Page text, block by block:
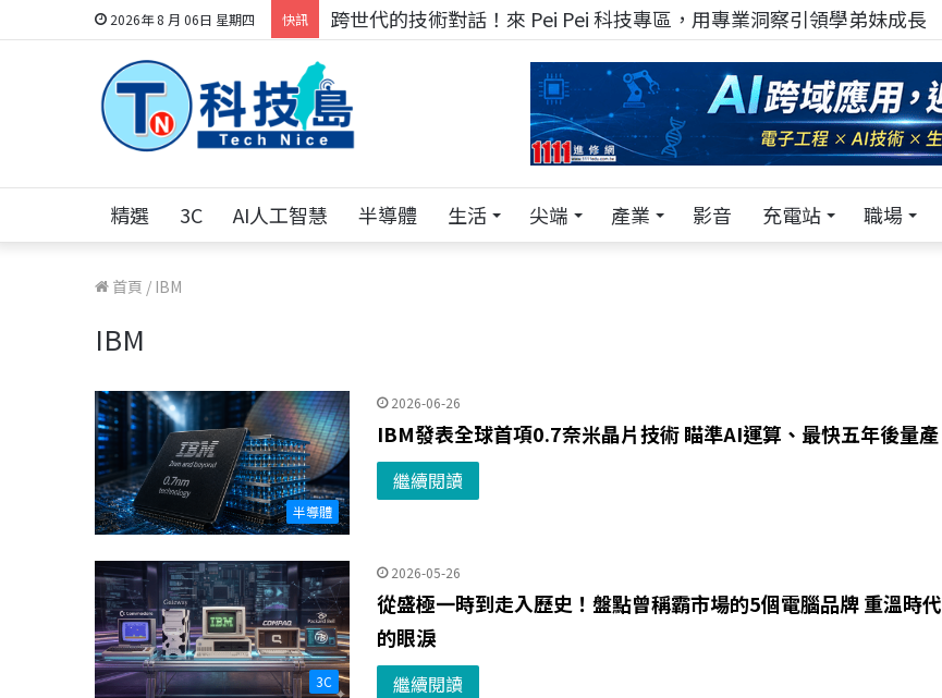
2026年 8 月 06日 星期四 快訊 跨世代的技術對話！來 Pei Pei 科技專區，用專業洞察引領學弟妹成長
精選 3C AI人工智慧 半導體 生活 尖端 產業 影音 充電站 職場
首頁 / IBM
IBM
半導體
2026-06-26
IBM發表全球首項0.7奈米晶片技術 瞄準AI運算、最快五年後量產
繼續閱讀
3C
2026-05-26
從盛極一時到走入歷史！盤點曾稱霸市場的5個電腦品牌 重溫時代
的眼淚
繼續閱讀